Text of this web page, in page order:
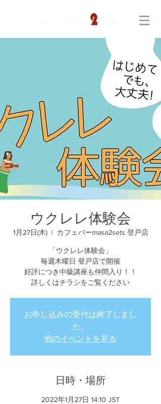
ウクレレ体験会
1月27日(木)
  |
カフェバーmasa2sets 登戸店
「ウクレレ体験会」
毎週木曜日 登戸店で開催
好評につき中級講座も仲間入り！！
詳しくはチラシをご覧ください
お申し込みの受付は終了しまし
た。
他のイベントを見る
日時・場所
2022年1月27日 14:10 JST